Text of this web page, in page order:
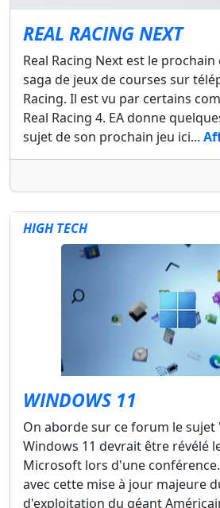
REAL RACING NEXT
Real Racing Next est le
saga de jeux de courses sur
Racing. Il est vu par certains
Real Racing 4. EA donne
sujet de son prochain jeu ici...
HIGH TECH
WINDOWS 11
On aborde sur ce forum le sujet
Windows 11 devrait être révélé
Microsoft lors d'une
avec cette mise à jour majeure
d'exploitation du géant